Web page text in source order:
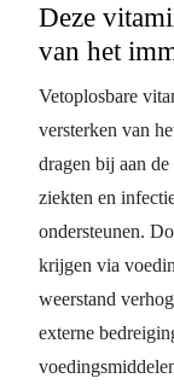
Deze
van het
Vetoplosbare
versterken van
dragen bij aan
ziekten en
ondersteunen.
krijgen via
weerstand
externe